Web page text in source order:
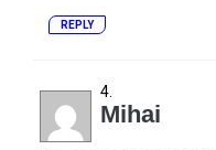
REPLY
Mihai